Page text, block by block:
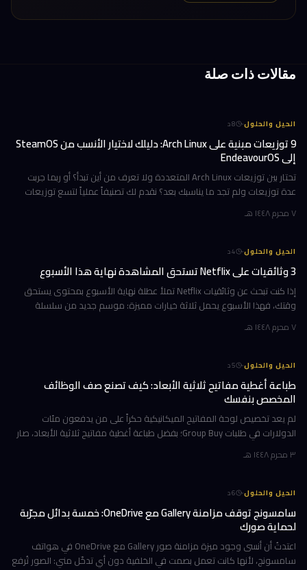
مقالات ذات صلة
الحيل والحلول·
8د
9 توزيعات مبنية على Arch Linux: دليلك لاختيار الأنسب من SteamOS
إلى EndeavourOS
تحتار بين توزيعات Arch Linux المتعددة ولا تعرف من أين تبدأ؟ أو ربما جربت
عدة توزيعات ولم تجد ما يناسبك بعد؟ نقدم لك تصنيفاً عملياً لتسع توزيعات
٧ محرم ١٤٤٨ هـ
الحيل والحلول·
4د
3 وثائقيات على Netflix تستحق المشاهدة نهاية هذا الأسبوع
إذا كنت تبحث عن وثائقيات Netflix تملأ عطلة نهاية الأسبوع بمحتوى يستحق
وقتك، فهذا الأسبوع يحمل ثلاثة خيارات مميزة: موسم جديد من سلسلة
٧ محرم ١٤٤٨ هـ
الحيل والحلول·
5د
طباعة أغطية مفاتيح ثلاثية الأبعاد: كيف تصنع صف الوظائف
المخصص بنفسك
لم يعد تخصيص لوحة المفاتيح الميكانيكية حكراً على من يدفعون مئات
الدولارات في طلبات Group Buy؛ بفضل طباعة أغطية مفاتيح ثلاثية الأبعاد، صار
٣ محرم ١٤٤٨ هـ
الحيل والحلول·
6د
سامسونج توقف مزامنة Gallery مع OneDrive: خمسة بدائل مجرّبة
لحماية صورك
اعتدتُ أن أنسى وجود ميزة مزامنة صور Gallery مع OneDrive في هواتف
سامسونج، لأنها كانت تعمل بصمت في الخلفية دون أي تدخّل مني: الصور تُرفع